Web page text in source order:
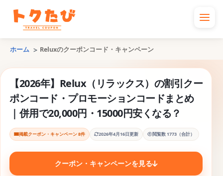
ホーム Reluxのクーポンコード・キャンペーン
【2026年】Relux（リラックス）の割引クー
ポンコード・プロモーションコードまとめ
｜併用で20,000円・15000円安くなる？
掲載クーポン・キャンペーン 8件 2026年4月16日更新 閲覧数 1773（合計）
クーポン・キャンペーンを見る